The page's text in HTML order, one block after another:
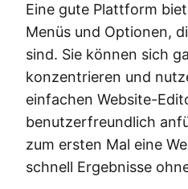
Eine gute Plattform
Menüs und Optionen,
sind. Sie können sich
konzentrieren und
einfachen Website-
benutzerfreundlich
zum ersten Mal eine
schnell Ergebnisse